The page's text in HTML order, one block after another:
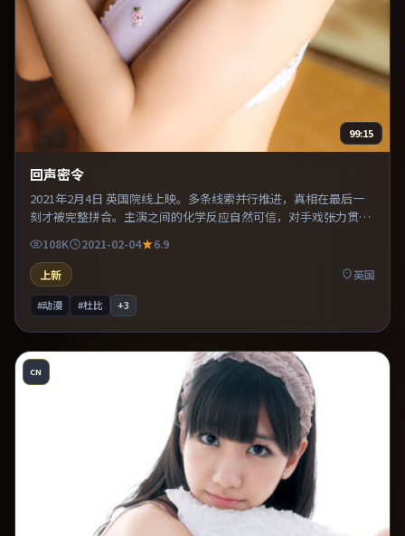
99:15
回声密令
2021年2月4日 英国院线上映。多条线索并行推进，真相在最后一
刻才被完整拼合。主演之间的化学反应自然可信，对手戏张力贯穿
全片。既有类型片爽感，也保留作者表达，口碑潜力不俗。
108K 2021-02-04
6.9
上新
英国
#动漫 #杜比 +3
CN